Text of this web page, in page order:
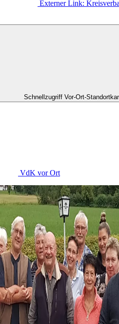
Externer Link:
Schnellzugriff Vor-Ort-
VdK vor Ort